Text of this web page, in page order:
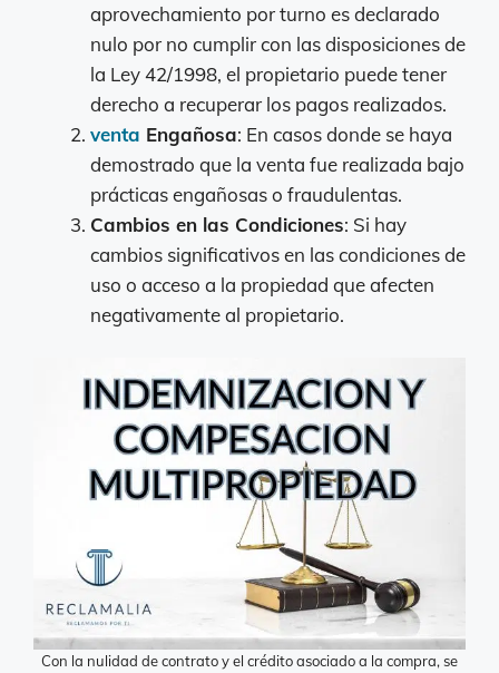
aprovechamiento por turno es declarado
nulo por no cumplir con las disposiciones de
la Ley 42/1998, el propietario puede tener
derecho a recuperar los pagos realizados.
venta Engañosa: En casos donde se haya
demostrado que la venta fue realizada bajo
prácticas engañosas o fraudulentas.
Cambios en las Condiciones: Si hay
cambios significativos en las condiciones de
uso o acceso a la propiedad que afecten
negativamente al propietario.
Con la nulidad de contrato y el crédito asociado a la compra, se